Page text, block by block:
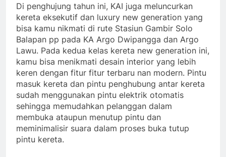
Di penghujung tahun ini, KAI juga meluncurkan
kereta eksekutif dan luxury new generation yang
bisa kamu nikmati di rute Stasiun Gambir Solo
Balapan pp pada KA Argo Dwipangga dan Argo
Lawu. Pada kedua kelas kereta new generation ini,
kamu bisa menikmati desain interior yang lebih
keren dengan fitur fitur terbaru nan modern. Pintu
masuk kereta dan pintu penghubung antar kereta
sudah menggunakan pintu elektrik otomatis
sehingga memudahkan pelanggan dalam
membuka ataupun menutup pintu dan
meminimalisir suara dalam proses buka tutup
pintu kereta.